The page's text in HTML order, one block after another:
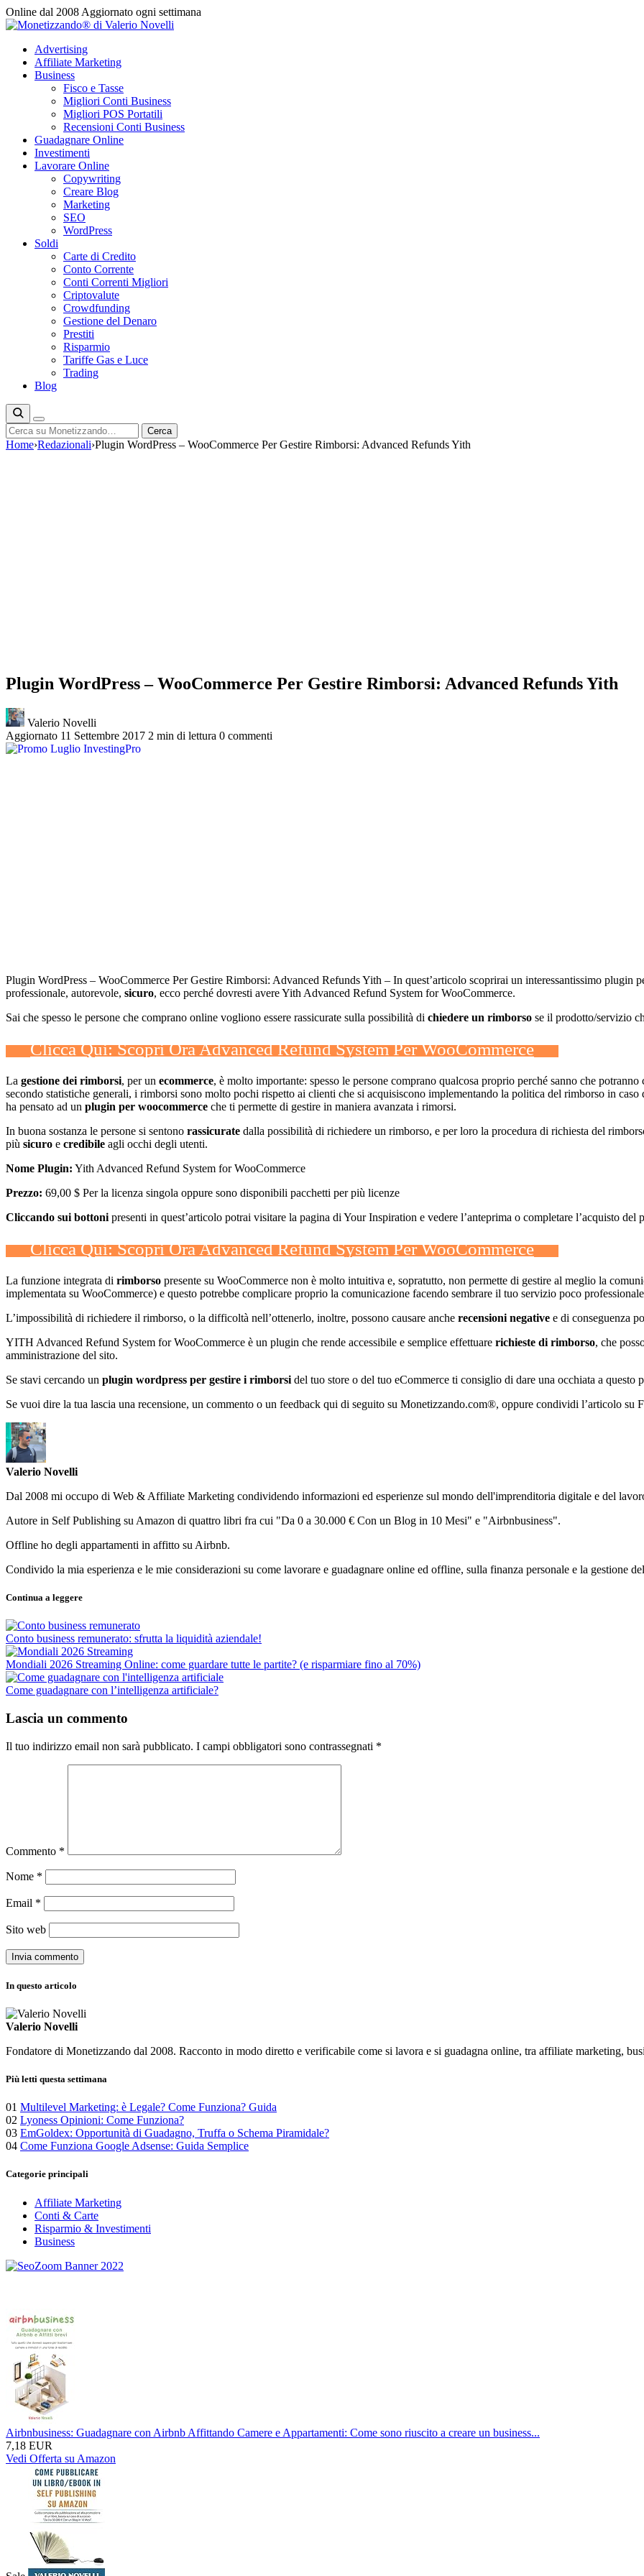
Vai
al
Online dal 2008 Aggiornato ogni settimana
Advertising
Affiliate Marketing
Business
Fisco e Tasse
Migliori Conti Business
Migliori POS Portatili
Recensioni Conti Business
Guadagnare Online
Investimenti
Lavorare Online
Copywriting
Creare Blog
Marketing
SEO
WordPress
Soldi
Carte di Credito
Conto Corrente
Conti Correnti Migliori
Criptovalute
Crowdfunding
Gestione del Denaro
Prestiti
Risparmio
Tariffe Gas e Luce
Trading
Blog
Cerca Cerca
Home›Redazionali›Plugin WordPress – WooCommerce Per Gestire Rimborsi: Advanced Refunds Yith
Plugin WordPress – WooCommerce Per Gestire Rimborsi: Advanced Refunds Yith
Valerio Novelli
Aggiornato 11 Settembre 2017 2 min di lettura 0 commenti
Plugin WordPress – WooCommerce Per Gestire Rimborsi: Advanced Refunds Yith – In quest’articolo scoprirai un interessantissimo plugin
professionale, autorevole, sicuro, ecco perché dovresti avere Yith Advanced Refund System for WooCommerce.
Sai che spesso le persone che comprano online vogliono essere rassicurate sulla possibilità di chiedere un rimborso se il prodotto/servizio
Clicca Qui: Scopri Ora Advanced Refund System Per WooCommerce
La gestione dei rimborsi, per un ecommerce, è molto importante: spesso le persone comprano qualcosa proprio perché sanno che
secondo statistiche generali, i rimborsi sono molto pochi rispetto ai clienti che si acquisiscono implementando la politica del rimborso in
ha pensato ad un plugin per woocommerce che ti permette di gestire in maniera avanzata i rimorsi.
In buona sostanza le persone si sentono rassicurate dalla possibilità di richiedere un rimborso, e per loro la procedura di richiesta del
più sicuro e credibile agli occhi degli utenti.
Nome Plugin: Yith Advanced Refund System for WooCommerce
Prezzo: 69,00 $ Per la licenza singola oppure sono disponibili pacchetti per più licenze
Cliccando sui bottoni presenti in quest’articolo potrai visitare la pagina di Your Inspiration e vedere l’anteprima o completare l’acquisto del
Clicca Qui: Scopri Ora Advanced Refund System Per WooCommerce
La funzione integrata di rimborso presente su WooCommerce non è molto intuitiva e, sopratutto, non permette di gestire al meglio la
implementata su WooCommerce) e questo potrebbe complicare proprio la comunicazione facendo sembrare il tuo servizio poco
L’impossibilità di richiedere il rimborso, o la difficoltà nell’ottenerlo, inoltre, possono causare anche recensioni negative e di conseguenza
YITH Advanced Refund System for WooCommerce è un plugin che rende accessibile e semplice effettuare richieste di rimborso, che
amministrazione del sito.
Se stavi cercando un plugin wordpress per gestire i rimborsi del tuo store o del tuo eCommerce ti consiglio di dare una occhiata a questo
Se vuoi dire la tua lascia una recensione, un commento o un feedback qui di seguito su Monetizzando.com®, oppure condividi l’articolo su
Valerio Novelli
Dal 2008 mi occupo di Web & Affiliate Marketing condividendo informazioni ed esperienze sul mondo dell'imprenditoria digitale e del
Autore in Self Publishing su Amazon di quattro libri fra cui "Da 0 a 30.000 € Con un Blog in 10 Mesi" e "Airbnbusiness".
Offline ho degli appartamenti in affitto su Airbnb.
Condivido la mia esperienza e le mie considerazioni su come lavorare e guadagnare online ed offline, sulla finanza personale e la gestione
Continua a leggere
Conto business remunerato: sfrutta la liquidità aziendale!
Mondiali 2026 Streaming Online: come guardare tutte le partite? (e risparmiare fino al 70%)
Come guadagnare con l’intelligenza artificiale?
Lascia un commento
Il tuo indirizzo email non sarà pubblicato. I campi obbligatori sono contrassegnati *
Commento *
Nome *
Email *
Sito web
In questo articolo
Valerio Novelli
Fondatore di Monetizzando dal 2008. Racconto in modo diretto e verificabile come si lavora e si guadagna online, tra affiliate marketing,
Più letti questa settimana
01 Multilevel Marketing: è Legale? Come Funziona? Guida
02 Lyoness Opinioni: Come Funziona?
03 EmGoldex: Opportunità di Guadagno, Truffa o Schema Piramidale?
04 Come Funziona Google Adsense: Guida Semplice
Categorie principali
Affiliate Marketing
Conti & Carte
Risparmio & Investimenti
Business
Airbnbusiness: Guadagnare con Airbnb Affittando Camere e Appartamenti: Come sono riuscito a creare un business...
7,18 EUR
Vedi Offerta su Amazon